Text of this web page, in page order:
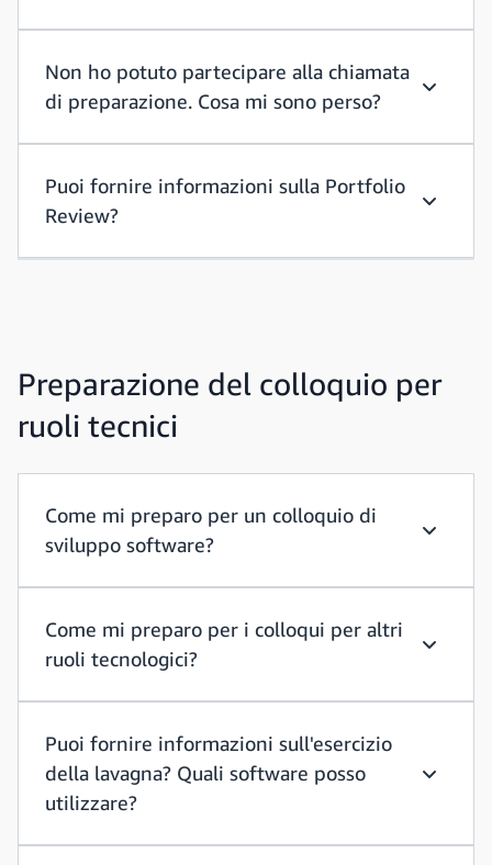
Non ho potuto partecipare alla chiamata
di preparazione. Cosa mi sono perso?
Puoi fornire informazioni sulla Portfolio
Review?
Preparazione del colloquio per
ruoli tecnici
Come mi preparo per un colloquio di
sviluppo software?
Come mi preparo per i colloqui per altri
ruoli tecnologici?
Puoi fornire informazioni sull'esercizio
della lavagna? Quali software posso
utilizzare?